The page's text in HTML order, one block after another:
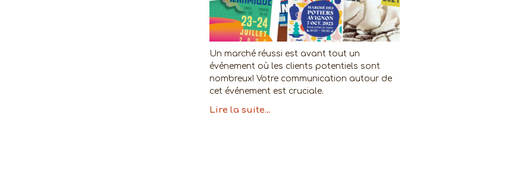
Un marché réussi est avant tout un
événement où les clients potentiels sont
nombreux! Votre communication autour de
cet événement est cruciale.
Lire la suite…